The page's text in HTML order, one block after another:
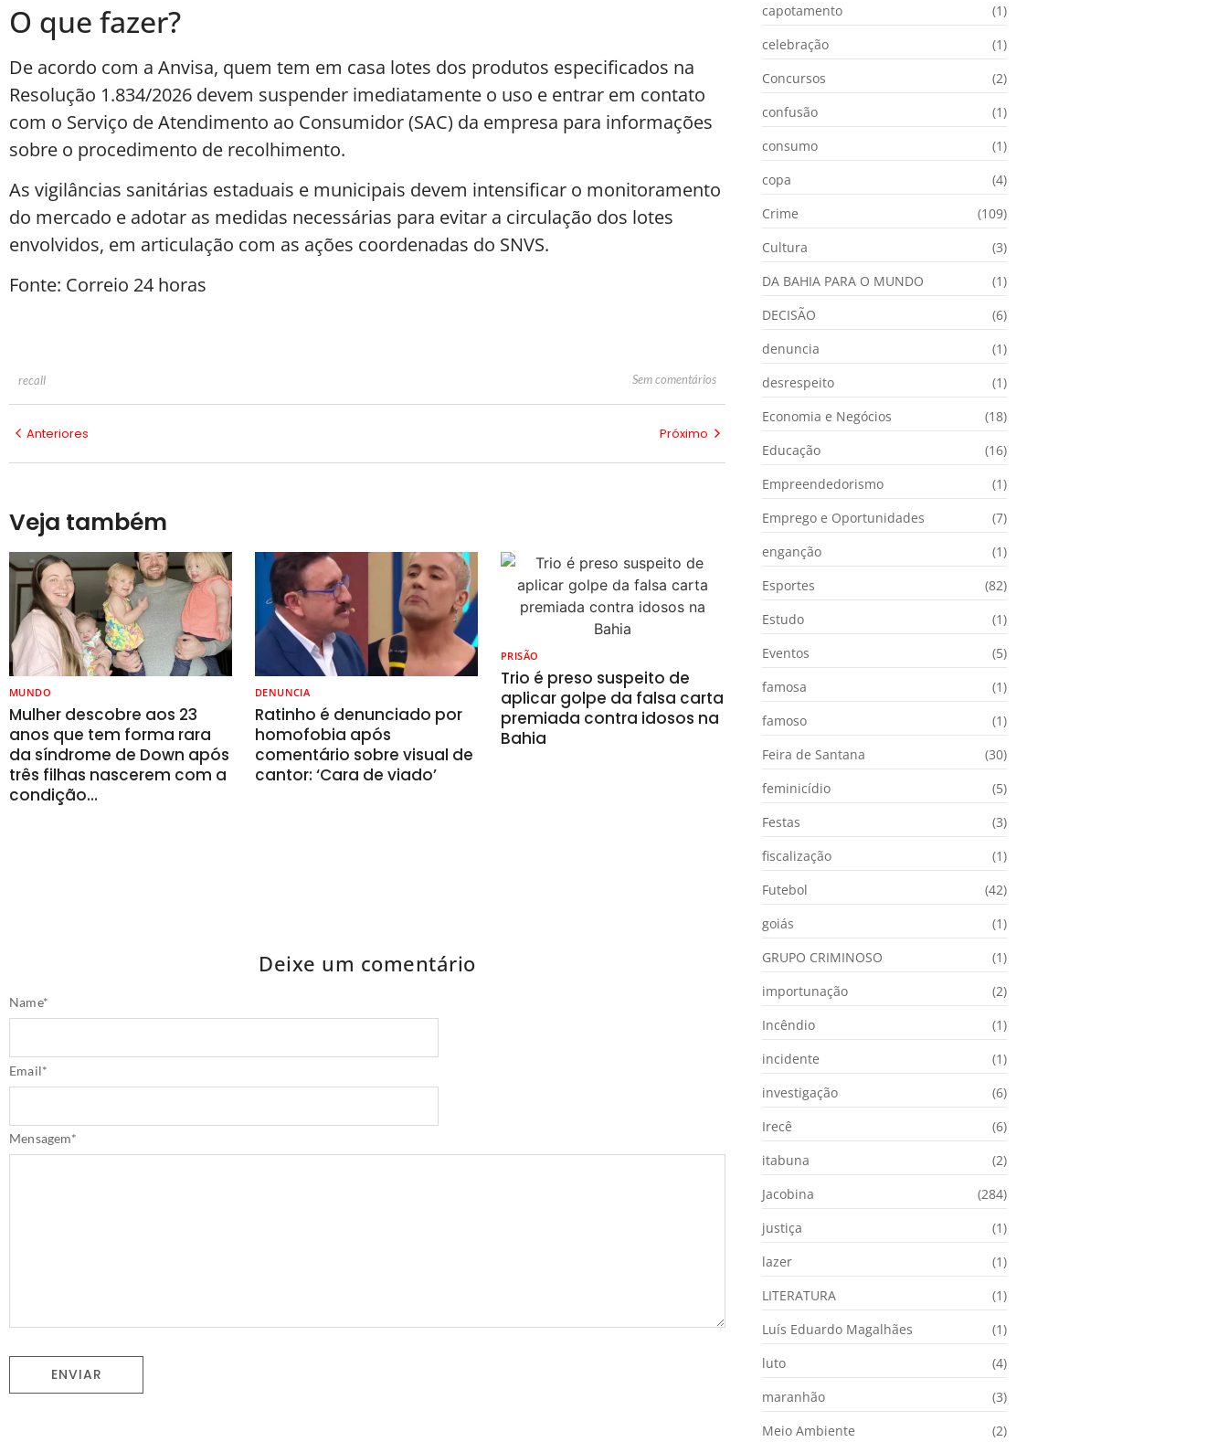
O que fazer?
De acordo com a Anvisa, quem tem em casa lotes dos produtos especificados na
Resolução 1.834/2026 devem suspender imediatamente o uso e entrar em contato
com o Serviço de Atendimento ao Consumidor (SAC) da empresa para informações
sobre o procedimento de recolhimento.
As vigilâncias sanitárias estaduais e municipais devem intensificar o monitoramento
do mercado e adotar as medidas necessárias para evitar a circulação dos lotes
envolvidos, em articulação com as ações coordenadas do SNVS.
Fonte: Correio 24 horas
recall Sem comentários
Anteriores Próximo
Veja também
MUNDO
Mulher descobre aos 23
anos que tem forma rara
da síndrome de Down após
três filhas nascerem com a
condição…
DENUNCIA
Ratinho é denunciado por
homofobia após
comentário sobre visual de
cantor: ‘Cara de viado’
PRISÃO
Trio é preso suspeito de
aplicar golpe da falsa carta
premiada contra idosos na
Bahia
Deixe um comentário
Name*
Email*
capotamento
(1)
celebração
(1)
Concursos
(2)
confusão
(1)
consumo
(1)
copa
(4)
Crime
(109)
Cultura
(3)
DA BAHIA PARA O MUNDO
(1)
DECISÃO
(6)
denuncia
(1)
desrespeito
(1)
Economia e Negócios
(18)
Educação
(16)
Empreendedorismo
(1)
Emprego e Oportunidades
(7)
enganção
(1)
Esportes
(82)
Estudo
(1)
Eventos
(5)
famosa
(1)
famoso
(1)
Feira de Santana
(30)
feminicídio
(5)
Festas
(3)
fiscalização
(1)
Futebol
(42)
goiás
(1)
GRUPO CRIMINOSO
(1)
importunação
(2)
Incêndio
(1)
incidente
(1)
investigação
(6)
Irecê
(6)
itabuna
(2)
Jacobina
(284)
justiça
(1)
lazer
(1)
LITERATURA
(1)
Luís Eduardo Magalhães
(1)
luto
(4)
maranhão
(3)
Meio Ambiente
(2)